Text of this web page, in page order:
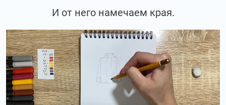
И от него намечаем края.